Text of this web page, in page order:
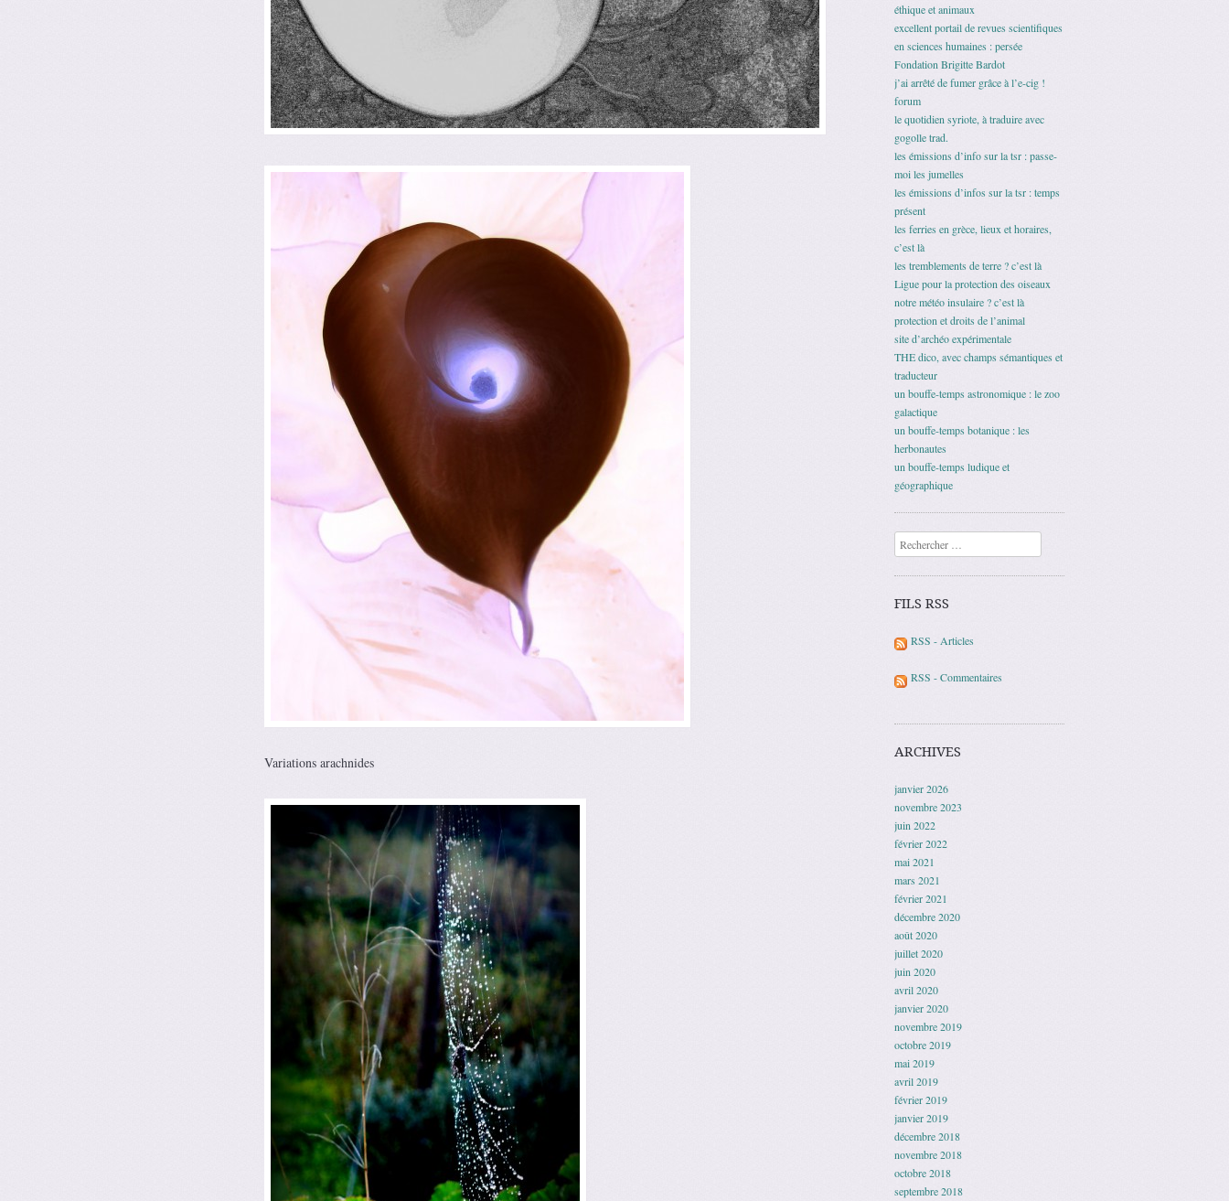
Variations arachnides
éthique et animaux
excellent portail de revues scientifiques
en sciences humaines : persée
Fondation Brigitte Bardot
j’ai arrêté de fumer grâce à l’e-cig !
forum
le quotidien syriote, à traduire avec
gogolle trad.
les émissions d’info sur la tsr : passe-
moi les jumelles
les émissions d’infos sur la tsr : temps
présent
les ferries en grèce, lieux et horaires,
c’est là
les tremblements de terre ? c’est là
Ligue pour la protection des oiseaux
notre météo insulaire ? c’est là
protection et droits de l’animal
site d’archéo expérimentale
THE dico, avec champs sémantiques et
traducteur
un bouffe-temps astronomique : le zoo
galactique
un bouffe-temps botanique : les
herbonautes
un bouffe-temps ludique et
géographique
Recherche
FILS RSS
RSS - Articles
RSS - Commentaires
ARCHIVES
janvier 2026
novembre 2023
juin 2022
février 2022
mai 2021
mars 2021
février 2021
décembre 2020
août 2020
juillet 2020
juin 2020
avril 2020
janvier 2020
novembre 2019
octobre 2019
mai 2019
avril 2019
février 2019
janvier 2019
décembre 2018
novembre 2018
octobre 2018
septembre 2018